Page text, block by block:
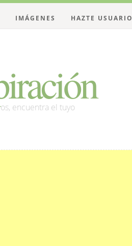
encuentra el tuyo
IMÁGENES HAZTE USUARIO